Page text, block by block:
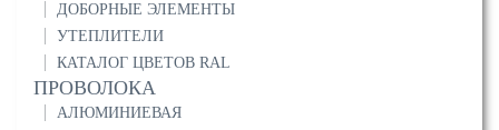
ДОБОРНЫЕ ЭЛЕМЕНТЫ
УТЕПЛИТЕЛИ
КАТАЛОГ ЦВЕТОВ RAL
ПРОВОЛОКА
АЛЮМИНИЕВАЯ